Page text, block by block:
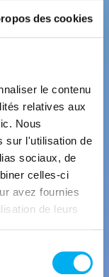
des cookies
le contenu
relatives aux
Nous
sur l'utilisation de
sociaux, de
celles-ci
avez fournies
de leurs
à